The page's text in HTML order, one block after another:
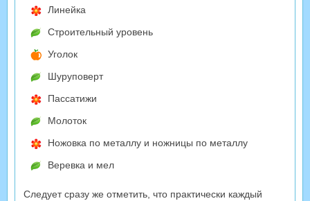
Линейка
Строительный уровень
Уголок
Шуруповерт
Пассатижи
Молоток
Ножовка по металлу и ножницы по металлу
Веревка и мел
Следует сразу же отметить, что практически каждый